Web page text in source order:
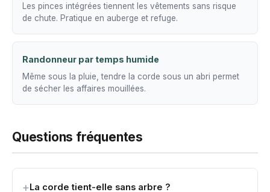
Les pinces intégrées tiennent les vêtements sans risque
de chute. Pratique en auberge et refuge.
Randonneur par temps humide
Même sous la pluie, tendre la corde sous un abri permet
de sécher les affaires mouillées.
Questions fréquentes
La corde tient-elle sans arbre ?